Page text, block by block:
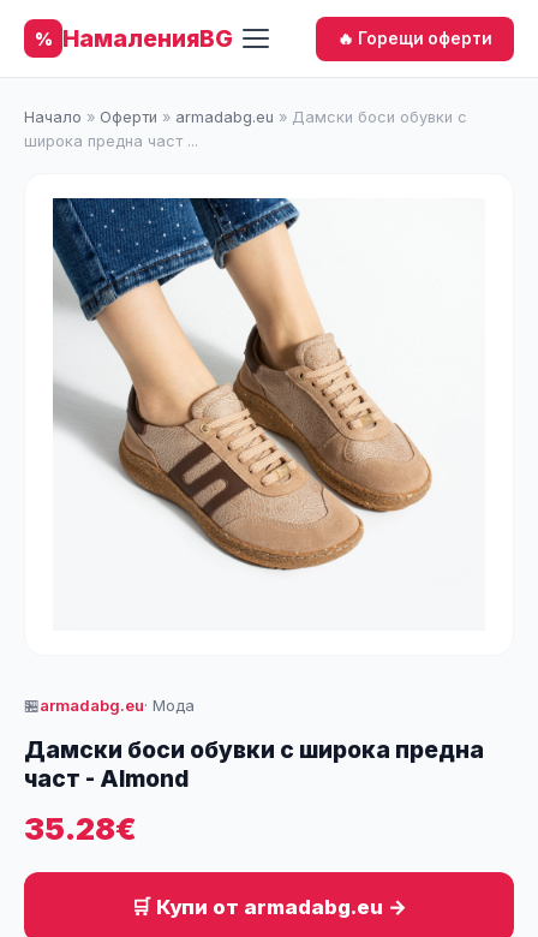
% НамаленияBG 🔥 Горещи оферти
Начало » Оферти » armadabg.eu » Дамски боси обувки с
широка предна част ...
🏪armadabg.eu· Мода
Дамски боси обувки с широка предна
част - Almond
35.28€
🛒 Купи от armadabg.eu →